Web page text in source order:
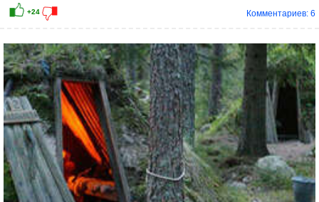
Комментариев: 6